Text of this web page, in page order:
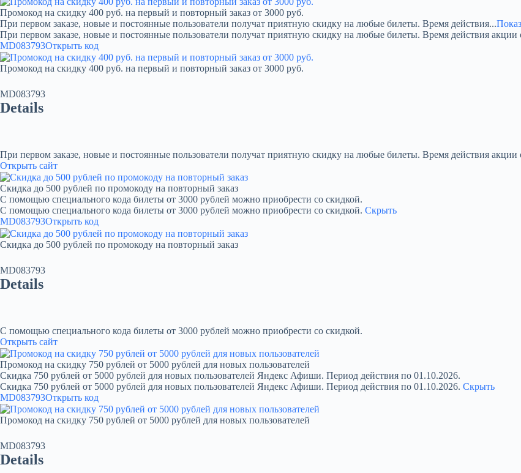
Промокод на скидку 400 руб. на первый и повторный заказ от 3000 руб.
При первом заказе, новые и постоянные пользователи получат приятную скидку на любые билеты. Время действия...
При первом заказе, новые и постоянные пользователи получат приятную скидку на любые билеты. Время действия акции
MD083793Открыть код
Промокод на скидку 400 руб. на первый и повторный заказ от 3000 руб.
MD083793
Details
При первом заказе, новые и постоянные пользователи получат приятную скидку на любые билеты. Время действия акции
Открыть сайт
Скидка до 500 рублей по промокоду на повторный заказ
С помощью специального кода билеты от 3000 рублей можно приобрести со скидкой.
С помощью специального кода билеты от 3000 рублей можно приобрести со скидкой. Скрыть
MD083793Открыть код
Скидка до 500 рублей по промокоду на повторный заказ
MD083793
Details
С помощью специального кода билеты от 3000 рублей можно приобрести со скидкой.
Открыть сайт
Промокод на скидку 750 рублей от 5000 рублей для новых пользователей
Скидка 750 рублей от 5000 рублей для новых пользователей Яндекс Афиши. Период действия по 01.10.2026.
Скидка 750 рублей от 5000 рублей для новых пользователей Яндекс Афиши. Период действия по 01.10.2026. Скрыть
MD083793Открыть код
Промокод на скидку 750 рублей от 5000 рублей для новых пользователей
MD083793
Details